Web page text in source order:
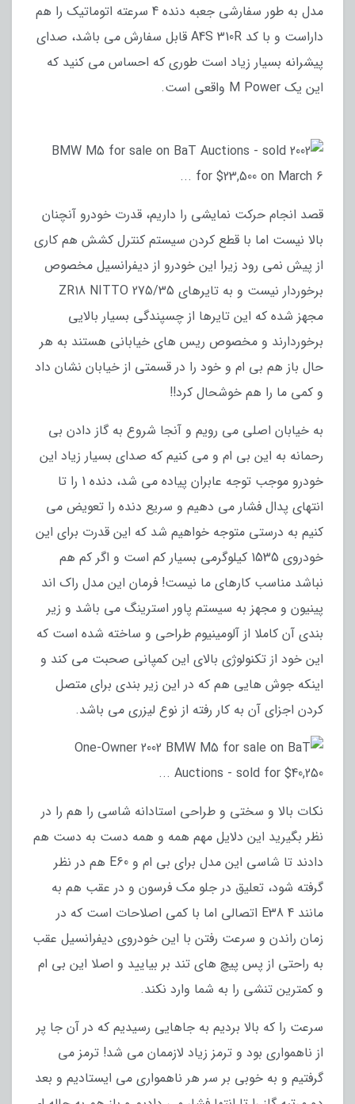
مدل به طور سفارشی جعبه دنده 4 سرعته اتوماتیک را هم
داراست و با کد A4S 310R قابل سفارش می باشد، صدای
پیشرانه بسیار زیاد است طوری که احساس می کنید که
این یک M Power واقعی است.
قصد انجام حرکت نمایشی را داریم، قدرت خودرو آنچنان
بالا نیست اما با قطع کردن سیستم کنترل کشش هم کاری
از پیش نمی رود زیرا این خودرو از دیفرانسیل مخصوص
برخوردار نیست و به تایرهای 275/35 ZR18 NITTO
مجهز شده که این تایرها از چسپندگی بسیار بالایی
برخوردارند و مخصوص ریس های خیابانی هستند به هر
حال باز هم بی ام و خود را در قسمتی از خیابان نشان داد
و کمی ما را هم خوشحال کرد!!
به خیابان اصلی می رویم و آنجا شروع به گاز دادن بی
رحمانه به این بی ام و می کنیم که صدای بسیار زیاد این
خودرو موجب توجه عابران پیاده می شد، دنده 1 را تا
انتهای پدال فشار می دهیم و سریع دنده را تعویض می
کنیم به درستی متوجه خواهیم شد که این قدرت برای این
خودروی 1535 کیلوگرمی بسیار کم است و اگر کم هم
نباشد مناسب کارهای ما نیست! فرمان این مدل راک اند
پینیون و مجهز به سیستم پاور استرینگ می باشد و زیر
بندی آن کاملا از آلومینیوم طراحی و ساخته شده است که
این خود از تکنولوژی بالای این کمپانی صحبت می کند و
اینکه جوش هایی هم که در این زیر بندی برای متصل
کردن اجزای آن به کار رفته از نوع لیزری می باشد.
نکات بالا و سختی و طراحی استادانه شاسی را هم را در
نظر بگیرید این دلایل مهم همه و همه دست به دست هم
دادند تا شاسی این مدل برای بی ام و E60 هم در نظر
گرفته شود، تعلیق در جلو مک فرسون و در عقب هم به
مانند E38 4 اتصالی اما با کمی اصلاحات است که در
زمان راندن و سرعت رفتن با این خودروی دیفرانسیل عقب
به راحتی از پس پیچ های تند بر بیایید و اصلا این بی ام
و کمترین تنشی را به شما وارد نکند.
سرعت را که بالا بردیم به جاهایی رسیدیم که در آن جا پر
از ناهمواری بود و ترمز زیاد لازممان می شد! ترمز می
گرفتیم و به خوبی بر سر هر ناهمواری می ایستادیم و بعد